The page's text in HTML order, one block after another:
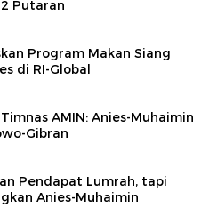
Putaran
Program Makan Siang
di RI-Global
AMIN: Anies-Muhaimin
Gibran
Pendapat Lumrah, tapi
Anies-Muhaimin